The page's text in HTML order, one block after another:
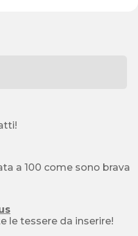
a 100 come sono brava
le tessere da inserire!